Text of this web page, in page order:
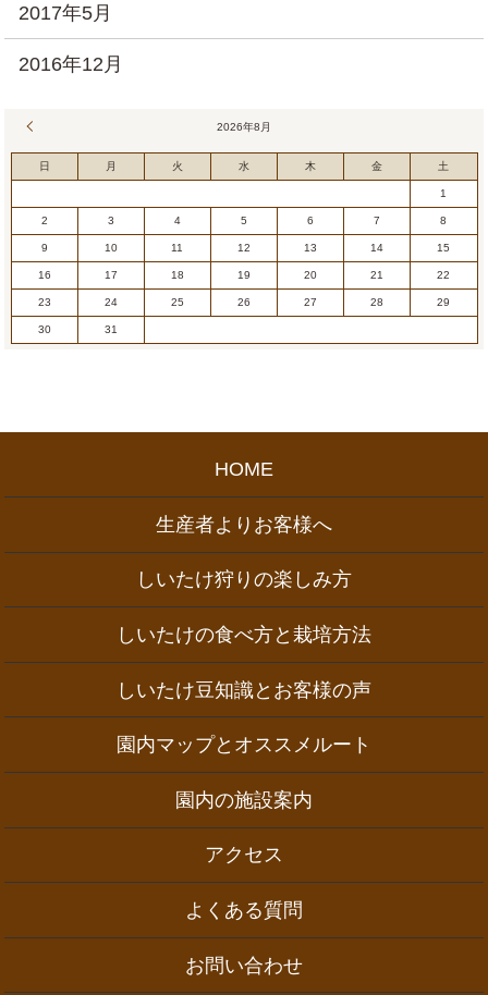
2017年5月
2016年12月
2026年8月
日 月 火 水 木 金 土
1
2 3 4 5 6 7 8
9 10 11 12 13 14 15
16 17 18 19 20 21 22
23 24 25 26 27 28 29
30 31
HOME
生産者よりお客様へ
しいたけ狩りの楽しみ方
しいたけの食べ方と栽培方法
しいたけ豆知識とお客様の声
園内マップとオススメルート
園内の施設案内
アクセス
よくある質問
お問い合わせ